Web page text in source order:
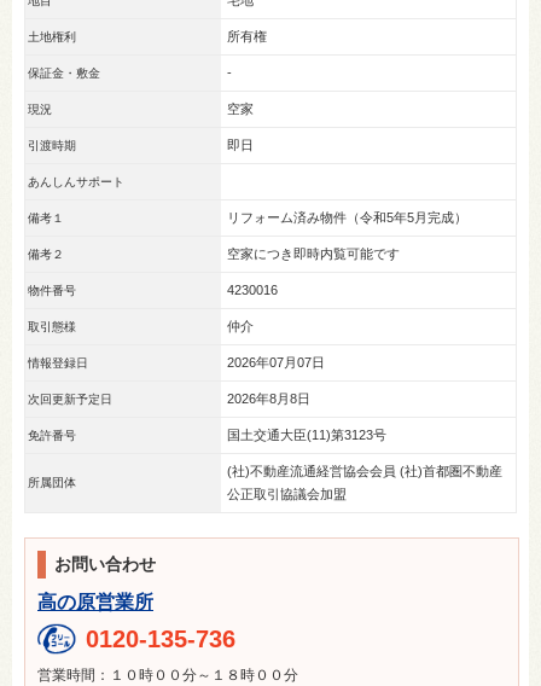
土地権利 所有権
保証金・敷金 -
現況 空家
引渡時期 即日
あんしんサポート
備考１ リフォーム済み物件（令和5年5月完成）
備考２ 空家につき即時内覧可能です
物件番号 4230016
取引態様 仲介
情報登録日 2026年07月07日
次回更新予定日 2026年8月8日
免許番号 国土交通大臣(11)第3123号
所属団体
(社)不動産流通経営協会会員 (社)首都圏不動産
公正取引協議会加盟
お問い合わせ
高の原営業所
0120-135-736
営業時間：１０時００分～１８時００分